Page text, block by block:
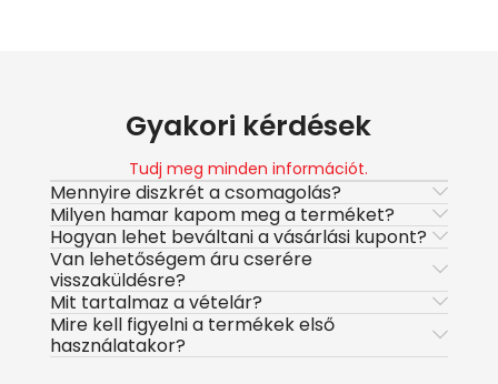
Gyakori kérdések
Tudj meg minden információt.
Mennyire diszkrét a csomagolás?
Milyen hamar kapom meg a terméket?
Hogyan lehet beváltani a vásárlási kupont?
Van lehetőségem áru cserére
visszaküldésre?
Mit tartalmaz a vételár?
Mire kell figyelni a termékek első
használatakor?